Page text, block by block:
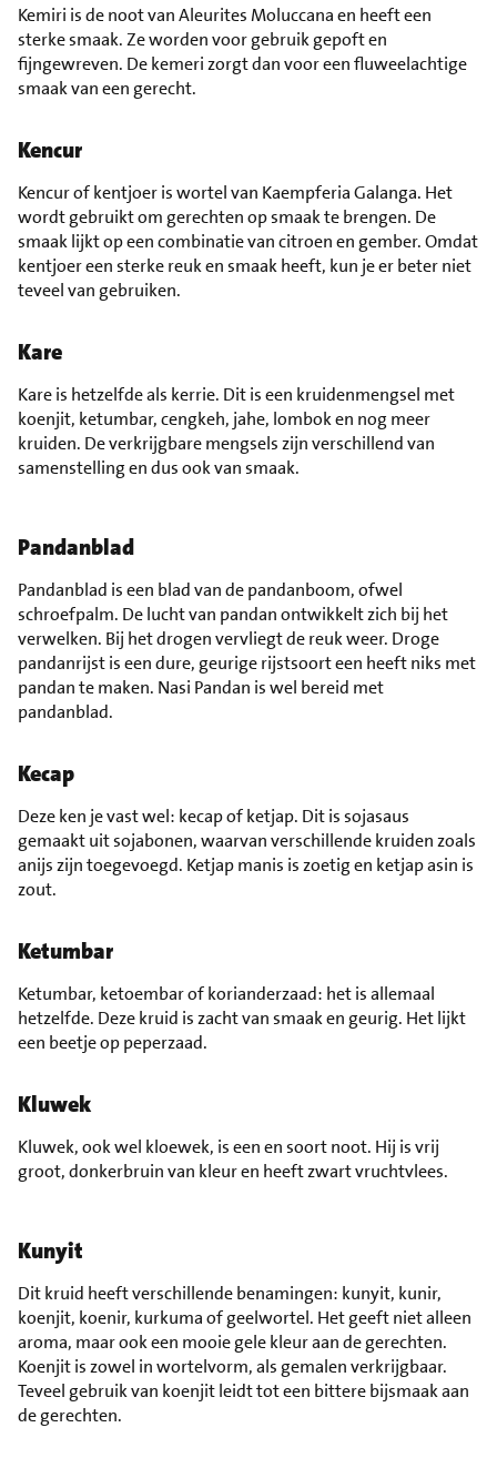
Kemiri is de noot van Aleurites Moluccana en heeft een
sterke smaak. Ze worden voor gebruik gepoft en
fijngewreven. De kemeri zorgt dan voor een fluweelachtige
smaak van een gerecht.
Kencur
Kencur of kentjoer is wortel van Kaempferia Galanga. Het
wordt gebruikt om gerechten op smaak te brengen. De
smaak lijkt op een combinatie van citroen en gember. Omdat
kentjoer een sterke reuk en smaak heeft, kun je er beter niet
teveel van gebruiken.
Kare
Kare is hetzelfde als kerrie. Dit is een kruidenmengsel met
koenjit, ketumbar, cengkeh, jahe, lombok en nog meer
kruiden. De verkrijgbare mengsels zijn verschillend van
samenstelling en dus ook van smaak.
Pandanblad
Pandanblad is een blad van de pandanboom, ofwel
schroefpalm. De lucht van pandan ontwikkelt zich bij het
verwelken. Bij het drogen vervliegt de reuk weer. Droge
pandanrijst is een dure, geurige rijstsoort een heeft niks met
pandan te maken. Nasi Pandan is wel bereid met
pandanblad.
Kecap
Deze ken je vast wel: kecap of ketjap. Dit is sojasaus
gemaakt uit sojabonen, waarvan verschillende kruiden zoals
anijs zijn toegevoegd. Ketjap manis is zoetig en ketjap asin is
zout.
Ketumbar
Ketumbar, ketoembar of korianderzaad: het is allemaal
hetzelfde. Deze kruid is zacht van smaak en geurig. Het lijkt
een beetje op peperzaad.
Kluwek
Kluwek, ook wel kloewek, is een en soort noot. Hij is vrij
groot, donkerbruin van kleur en heeft zwart vruchtvlees.
Kunyit
Dit kruid heeft verschillende benamingen: kunyit, kunir,
koenjit, koenir, kurkuma of geelwortel. Het geeft niet alleen
aroma, maar ook een mooie gele kleur aan de gerechten.
Koenjit is zowel in wortelvorm, als gemalen verkrijgbaar.
Teveel gebruik van koenjit leidt tot een bittere bijsmaak aan
de gerechten.